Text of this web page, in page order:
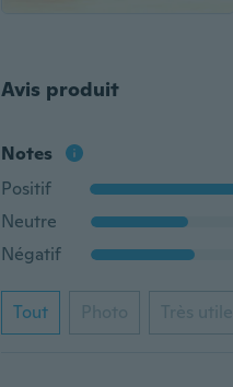
Avis produit
Notes
Positif
Neutre
Négatif
Tout Photo Très utile